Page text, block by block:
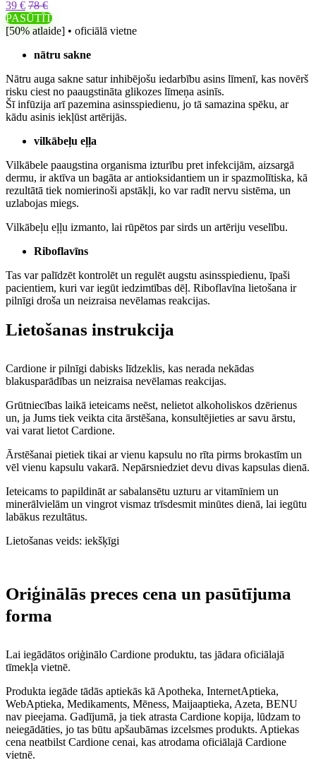
39 € 78 €
PASŪTĪT
[50% atlaide] • oficiālā vietne
nātru sakne
Nātru auga sakne satur inhibējošu iedarbību asins līmenī, kas novērš
risku ciest no paaugstināta glikozes līmeņa asinīs.
Šī infūzija arī pazemina asinsspiedienu, jo tā samazina spēku, ar
kādu asinis iekļūst artērijās.
vilkābeļu eļļa
Vilkābele paaugstina organisma izturību pret infekcijām, aizsargā
dermu, ir aktīva un bagāta ar antioksidantiem un ir spazmolītiska, kā
rezultātā tiek nomierinoši apstākļi, ko var radīt nervu sistēma, un
uzlabojas miegs.
Vilkābeļu eļļu izmanto, lai rūpētos par sirds un artēriju veselību.
Riboflavīns
Tas var palīdzēt kontrolēt un regulēt augstu asinsspiedienu, īpaši
pacientiem, kuri var iegūt iedzimtības dēļ. Riboflavīna lietošana ir
pilnīgi droša un neizraisa nevēlamas reakcijas.
Lietošanas instrukcija
Cardione ir pilnīgi dabisks līdzeklis, kas nerada nekādas
blakusparādības un neizraisa nevēlamas reakcijas.
Grūtniecības laikā ieteicams neēst, nelietot alkoholiskos dzērienus
un, ja Jums tiek veikta cita ārstēšana, konsultējieties ar savu ārstu,
vai varat lietot Cardione.
Ārstēšanai pietiek tikai ar vienu kapsulu no rīta pirms brokastīm un
vēl vienu kapsulu vakarā. Nepārsniedziet devu divas kapsulas dienā.
Ieteicams to papildināt ar sabalansētu uzturu ar vitamīniem un
minerālvielām un vingrot vismaz trīsdesmit minūtes dienā, lai iegūtu
labākus rezultātus.
Lietošanas veids: iekšķīgi
Oriģinālās preces cena un pasūtījuma
forma
Lai iegādātos oriģinālo Cardione produktu, tas jādara oficiālajā
tīmekļa vietnē.
Produkta iegāde tādās aptiekās kā Apotheka, InternetAptieka,
WebAptieka, Medikaments, Mēness, Maijaaptieka, Azeta, BENU
nav pieejama. Gadījumā, ja tiek atrasta Cardione kopija, lūdzam to
neiegādāties, jo tas būtu apšaubāmas izcelsmes produkts. Aptiekas
cena neatbilst Cardione cenai, kas atrodama oficiālajā Cardione
vietnē.